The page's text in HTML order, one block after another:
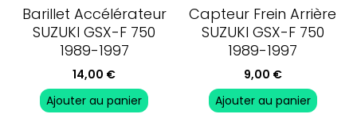
Barillet Accélérateur
SUZUKI GSX-F 750
1989-1997
14,00 €
Ajouter au panier
Capteur Frein Arrière
SUZUKI GSX-F 750
1989-1997
9,00 €
Ajouter au panier